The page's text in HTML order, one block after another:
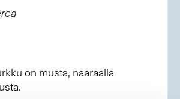
on musta, naaraalla